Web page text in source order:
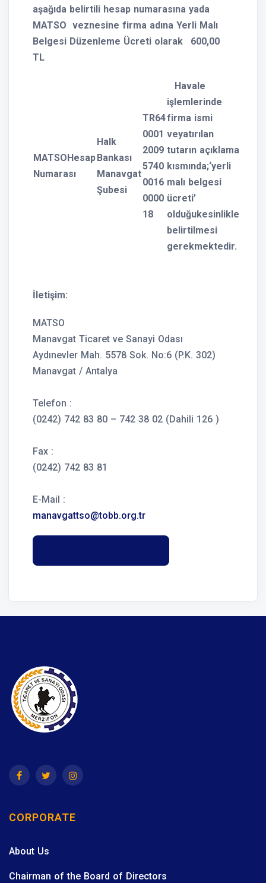
aşağıda belirtili hesap numarasına yada
MATSO veznesine firma adına Yerli Malı
Belgesi Düzenleme Ücreti olarak
600,00
TL
MATSOHesap
Numarası
Halk
Bankası
Manavgat
Şubesi
TR64
0001
2009
5740
0016
0000
18
Havale
işlemlerinde
firma ismi
veyatırılan
tutarın açıklama
kısmında;‘yerli
malı belgesi
ücreti’
olduğukesinlikle
belirtilmesi
gerekmektedir.
İletişim:
MATSO
Manavgat Ticaret ve Sanayi Odası
Aydınevler Mah. 5578 Sok. No:6 (P.K. 302)
Manavgat / Antalya
Telefon :
(0242) 742 83 80 – 742 38 02 (Dahili 126 )
Fax :
(0242) 742 83 81
E-Mail :
manavgattso@tobb.org.tr
CORPORATE
About Us
Chairman of the Board of Directors